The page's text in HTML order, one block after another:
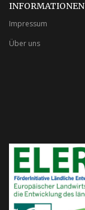
INFORMATIONEN
Impressum
Über uns